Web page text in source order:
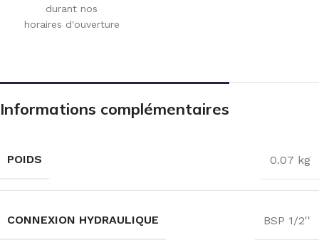
durant nos
horaires d'ouverture
Informations complémentaires
POIDS 0.07 kg
CONNEXION HYDRAULIQUE BSP 1/2''